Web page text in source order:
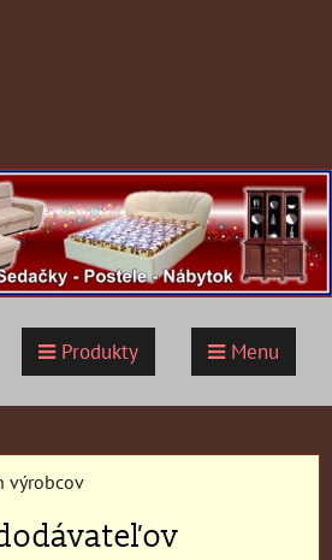
Produkty Menu
výrobcov